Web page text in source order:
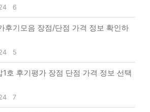
6
후기모음 장점/단점 가격 정보 확인하
5
호 후기평가 장점 단점 가격 정보 선택
7